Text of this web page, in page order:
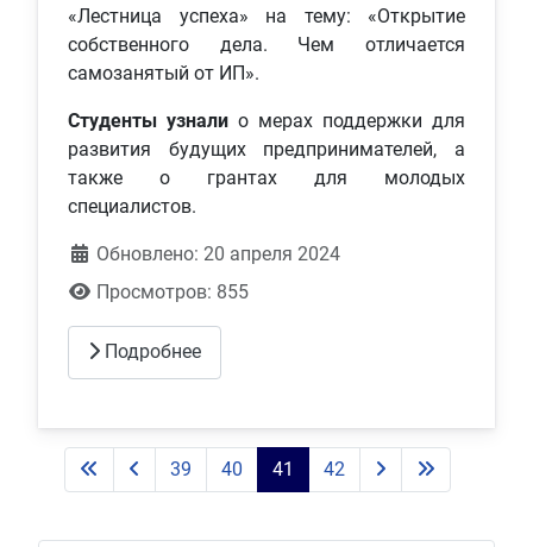
«Лестница успеха» на тему: «Открытие
собственного дела. Чем отличается
самозанятый от ИП».
Студенты узнали о мерах поддержки для
развития будущих предпринимателей, а
также о грантах для молодых
специалистов.
Обновлено: 20 апреля 2024
Просмотров: 855
Подробнее
39 40 41 42